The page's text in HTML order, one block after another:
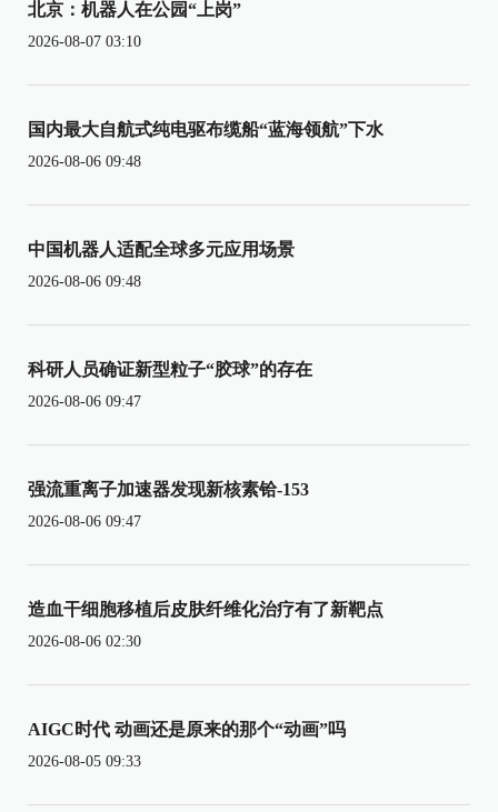
北京：机器人在公园“上岗”
2026-08-07 03:10
国内最大自航式纯电驱布缆船“蓝海领航”下水
2026-08-06 09:48
中国机器人适配全球多元应用场景
2026-08-06 09:48
科研人员确证新型粒子“胶球”的存在
2026-08-06 09:47
强流重离子加速器发现新核素铪-153
2026-08-06 09:47
造血干细胞移植后皮肤纤维化治疗有了新靶点
2026-08-06 02:30
AIGC时代 动画还是原来的那个“动画”吗
2026-08-05 09:33